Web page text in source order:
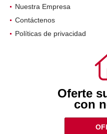
Nuestra Empresa
Contáctenos
Políticas de privacidad
Oferte
con